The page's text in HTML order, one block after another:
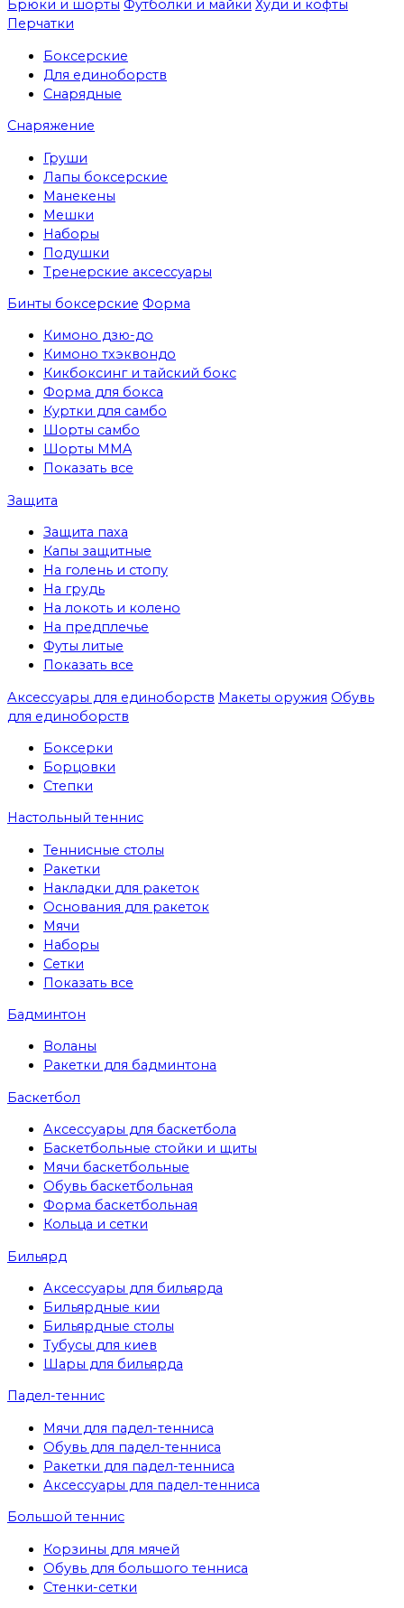
Брюки и шорты Футболки и майки Худи и кофты
Перчатки
Боксерские
Для единоборств
Снарядные
Снаряжение
Груши
Лапы боксерские
Манекены
Мешки
Наборы
Подушки
Тренерские аксессуары
Бинты боксерские Форма
Кимоно дзю-до
Кимоно тхэквондо
Кикбоксинг и тайский бокс
Форма для бокса
Куртки для самбо
Шорты самбо
Шорты MMA
Показать все
Защита
Защита паха
Капы защитные
На голень и стопу
На грудь
На локоть и колено
На предплечье
Футы литые
Показать все
Аксессуары для единоборств Макеты оружия Обувь
для единоборств
Боксерки
Борцовки
Степки
Настольный теннис
Теннисные столы
Ракетки
Накладки для ракеток
Основания для ракеток
Мячи
Наборы
Сетки
Показать все
Бадминтон
Воланы
Ракетки для бадминтона
Баскетбол
Аксессуары для баскетбола
Баскетбольные стойки и щиты
Мячи баскетбольные
Обувь баскетбольная
Форма баскетбольная
Кольца и сетки
Бильярд
Аксессуары для бильярда
Бильярдные кии
Бильярдные столы
Тубусы для киев
Шары для бильярда
Падел-теннис
Мячи для падел-тенниса
Обувь для падел-тенниса
Ракетки для падел-тенниса
Аксессуары для падел-тенниса
Большой теннис
Корзины для мячей
Обувь для большого тенниса
Стенки-сетки